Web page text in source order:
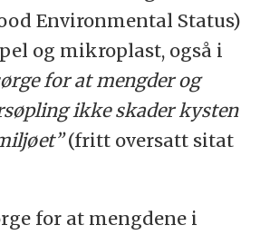
Environmental Status)
og mikroplast, også i
for at mengder og
ikke skader kysten
(fritt oversatt sitat
for at mengdene i